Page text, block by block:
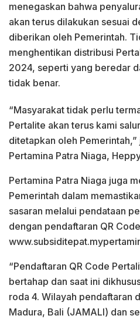
menegaskan bahwa
akan terus dilakukan sesuai
diberikan oleh Pemerintah.
menghentikan distribusi
2024, seperti yang beredar
tidak benar.
“Masyarakat tidak perlu
Pertalite akan terus kami
ditetapkan oleh
Pertamina Patra Niaga,
Pertamina Patra Niaga juga
Pemerintah dalam
sasaran melalui pendataan
dengan pendaftaran QR
“Pendaftaran QR Code
bertahap dan saat ini
roda 4. Wilayah pendaftaran
Madura, Bali (JAMALI) dan